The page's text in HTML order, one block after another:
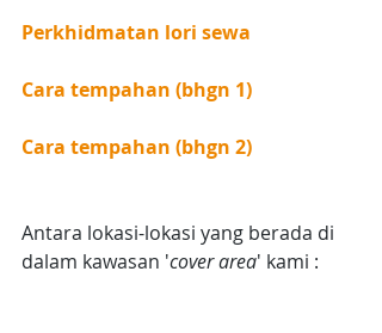
Perkhidmatan lori sewa
Cara tempahan (bhgn 1)
Cara tempahan (bhgn 2)
Antara lokasi-lokasi yang berada di
dalam kawasan 'cover area' kami :